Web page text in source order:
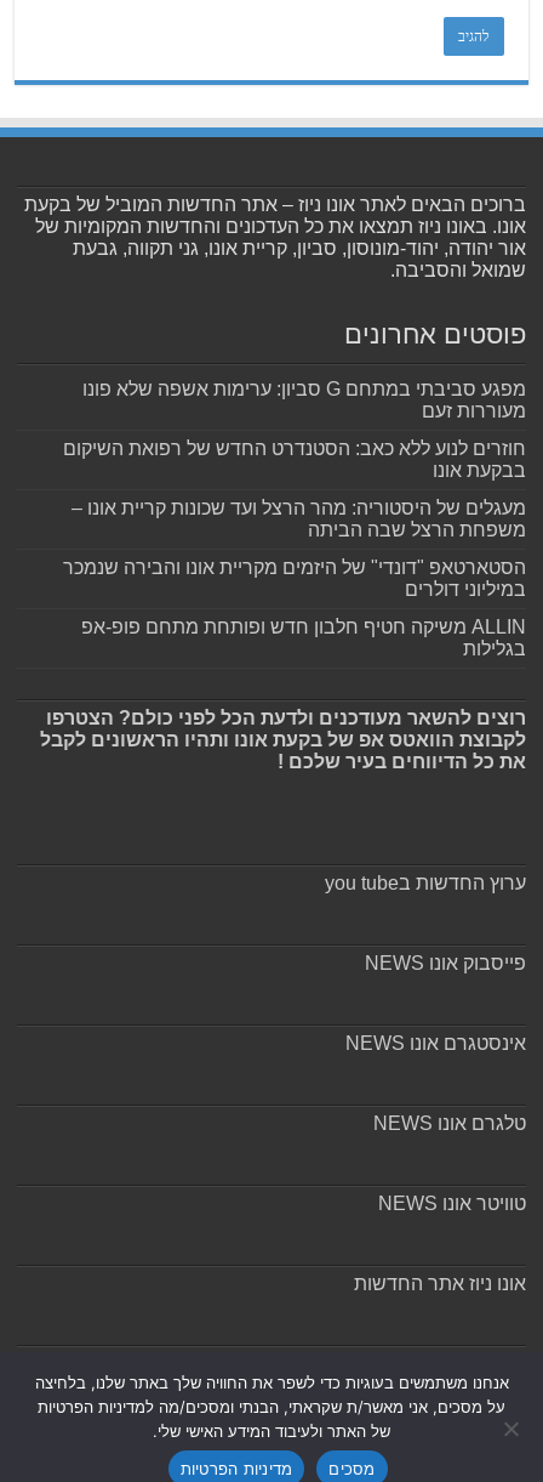
ברוכים הבאים לאתר אונו ניוז – אתר החדשות המוביל של בקעת
אונו. באונו ניוז תמצאו את כל העדכונים והחדשות המקומיות של
אור יהודה, יהוד-מונוסון, סביון, קריית אונו, גני תקווה, גבעת
שמואל והסביבה.
פוסטים אחרונים
מפגע סביבתי במתחם G סביון: ערימות אשפה שלא פונו
מעוררות זעם
חוזרים לנוע ללא כאב: הסטנדרט החדש של רפואת השיקום
בבקעת אונו
מעגלים של היסטוריה: מהר הרצל ועד שכונות קריית אונו –
משפחת הרצל שבה הביתה
הסטארטאפ "דונדי" של היזמים מקריית אונו והבירה שנמכר
במיליוני דולרים
ALLIN משיקה חטיף חלבון חדש ופותחת מתחם פופ-אפ
בגלילות
רוצים להשאר מעודכנים ולדעת הכל לפני כולם? הצטרפו
לקבוצת הוואטס אפ של בקעת אונו ותהיו הראשונים לקבל
את כל הדיווחים בעיר שלכם !
ערוץ החדשות בyou tube
פייסבוק אונו NEWS
אינסטגרם אונו NEWS
טלגרם אונו NEWS
טוויטר אונו NEWS
אונו ניוז אתר החדשות
אנחנו משתמשים בעוגיות כדי לשפר את החוויה שלך באתר שלנו, בלחיצה
על מסכים, אני מאשר/ת שקראתי, הבנתי ומסכים/מה למדיניות הפרטיות
של האתר ולעיבוד המידע האישי שלי.
מסכים
מדיניות הפרטיות